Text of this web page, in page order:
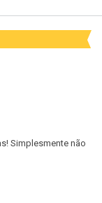
Simplesmente não